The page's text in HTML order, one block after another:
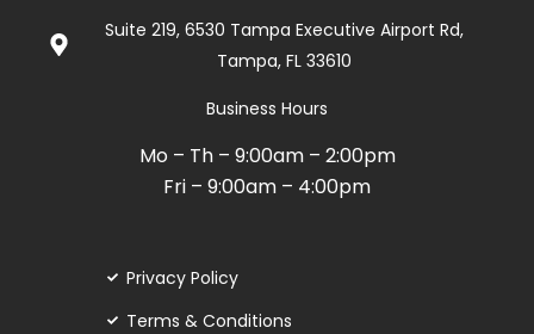
5
Suite 219, 6530 Tampa Executive Airport Rd,
Tampa, FL 33610
Business Hours
Mo – Th – 9:00am – 2:00pm
Fri – 9:00am – 4:00pm
Privacy Policy
Terms & Conditions